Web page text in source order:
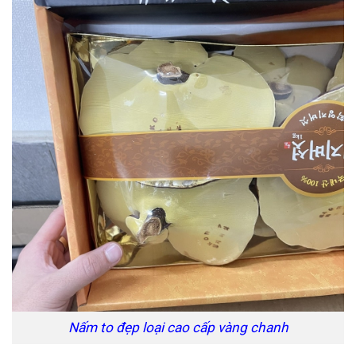
Nấm to đẹp loại cao cấp vàng chanh